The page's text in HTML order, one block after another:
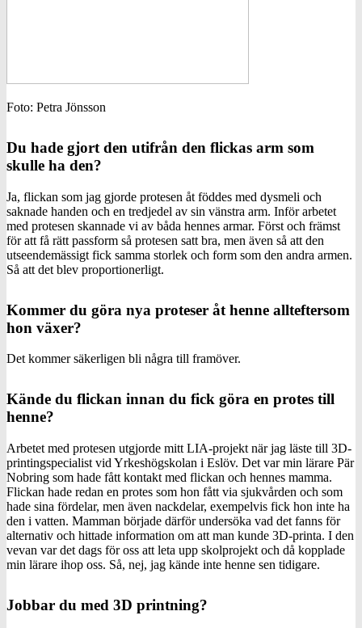
Foto: Petra Jönsson
Du hade gjort den utifrån den flickas arm som
skulle ha den?
Ja, flickan som jag gjorde protesen åt föddes med dysmeli och
saknade handen och en tredjedel av sin vänstra arm. Inför arbetet
med protesen skannade vi av båda hennes armar. Först och främst
för att få rätt passform så protesen satt bra, men även så att den
utseendemässigt fick samma storlek och form som den andra armen.
Så att det blev proportionerligt.
Kommer du göra nya proteser åt henne allteftersom
hon växer?
Det kommer säkerligen bli några till framöver.
Kände du flickan innan du fick göra en protes till
henne?
Arbetet med protesen utgjorde mitt LIA-projekt när jag läste till 3D-
printingspecialist vid Yrkeshögskolan i Eslöv. Det var min lärare Pär
Nobring som hade fått kontakt med flickan och hennes mamma.
Flickan hade redan en protes som hon fått via sjukvården och som
hade sina fördelar, men även nackdelar, exempelvis fick hon inte ha
den i vatten. Mamman började därför undersöka vad det fanns för
alternativ och hittade information om att man kunde 3D-printa. I den
vevan var det dags för oss att leta upp skolprojekt och då kopplade
min lärare ihop oss. Så, nej, jag kände inte henne sen tidigare.
Jobbar du med 3D printning?